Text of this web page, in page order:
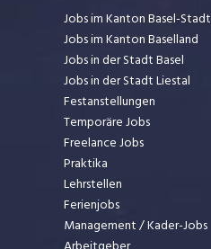
Jobs im Kanton Basel-Stadt
Jobs im Kanton Baselland
Jobs in der Stadt Basel
Jobs in der Stadt Liestal
Festanstellungen
Temporäre Jobs
Freelance Jobs
Praktika
Lehrstellen
Ferienjobs
Management / Kader-Jobs